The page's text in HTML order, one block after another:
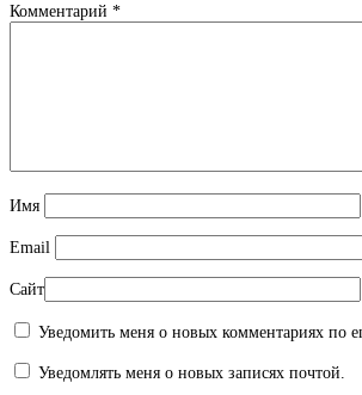
Комментарий *
Имя
Email
Сайт
Уведомить меня о новых комментариях по
Уведомлять меня о новых записях почтой.